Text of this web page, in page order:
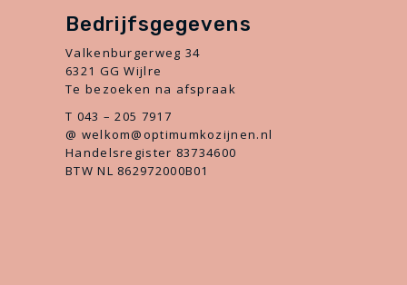
Bedrijfsgegevens
Valkenburgerweg 34
6321 GG Wijlre
Te bezoeken na afspraak
T 043 – 205 7917
@ welkom@optimumkozijnen.nl
Handelsregister 83734600
BTW NL 862972000B01